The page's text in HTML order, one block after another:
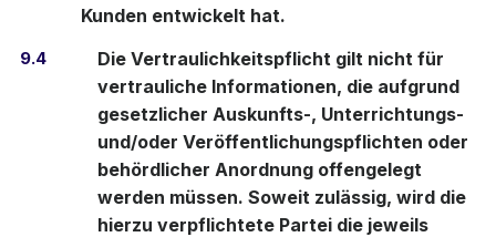
Kunden entwickelt hat.
9.4
Die Vertraulichkeitspflicht gilt nicht für
vertrauliche Informationen, die aufgrund
gesetzlicher Auskunfts-, Unterrichtungs-
und/oder Veröffentlichungspflichten oder
behördlicher Anordnung offengelegt
werden müssen. Soweit zulässig, wird die
hierzu verpflichtete Partei die jeweils